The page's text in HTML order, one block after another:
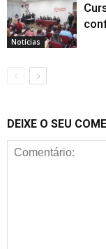
Notícias
DEIXE O SEU